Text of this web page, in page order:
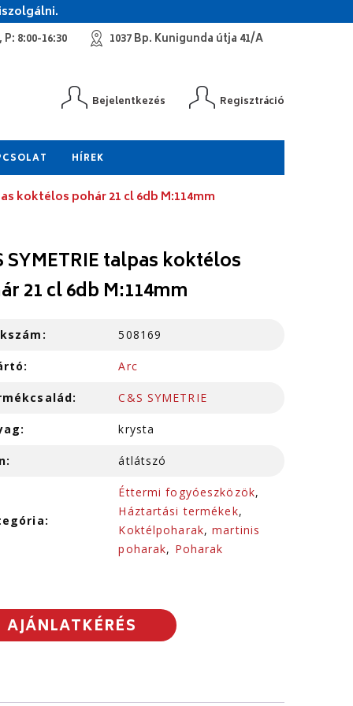
8:00-16:30 1037 Bp. Kunigunda útja 41/A
Bejelentkezés Regisztráció
HÍREK
koktélos pohár 21 cl 6db M:114mm
SYMETRIE talpas koktélos
21 cl 6db M:114mm
508169
Arc
C&S SYMETRIE
krysta
átlátszó
Éttermi fogyóeszközök,
Háztartási termékek,
Koktélpoharak,martinis
poharak, Poharak
AJÁNLATKÉRÉS